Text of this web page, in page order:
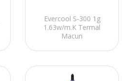
Evercool S-300 1g
1.63w/m.K Termal
Macun